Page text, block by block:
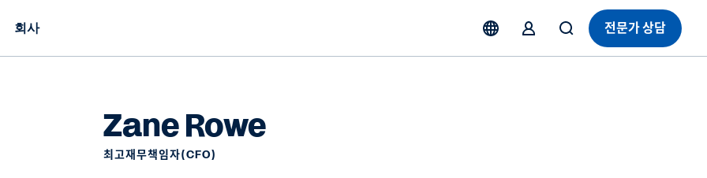
회사 전문가 상담
Zane Rowe
최고재무책임자(CFO)